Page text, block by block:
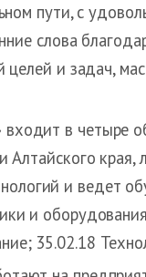
пути, с
слова
и задач,
в четыре
Алтайского
и ведет
и
35.02.18